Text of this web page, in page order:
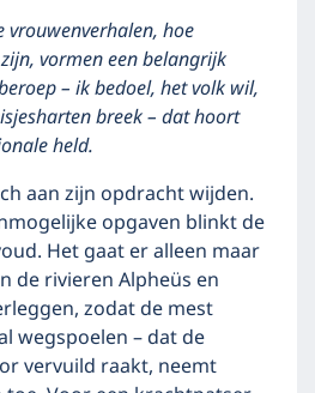
vrouwenverhalen, hoe
vormen een belangrijk
– ik bedoel, het volk wil,
breek – dat hoort
held.
aan zijn opdracht wijden.
opgaven blinkt de
Het gaat er alleen maar
de rivieren Alpheüs en
zodat de mest
wegspoelen – dat de
vervuild raakt, neemt